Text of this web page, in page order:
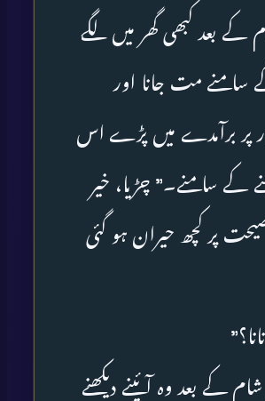
کے بعد کبھی گھر میں لگے
سامنے مت جانا اور
پر برآمدے میں پڑے اس
کے سامنے۔” چڑیا، خیر
پر کچھ حیران ہو گئی
شام کے بعد وہ آئینے دیکھنے